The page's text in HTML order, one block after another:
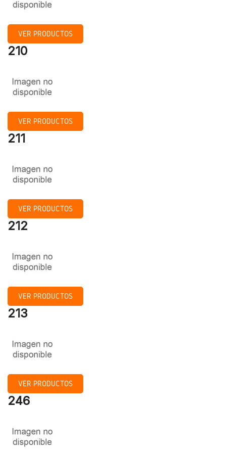
VER PRODUCTOS
210
VER PRODUCTOS
211
VER PRODUCTOS
212
VER PRODUCTOS
213
VER PRODUCTOS
246